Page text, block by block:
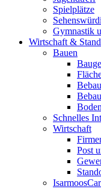
Spielplätze
Gymnastik
Wirtschaft &
Bauen
Schnelles
Wirtschaft
Post